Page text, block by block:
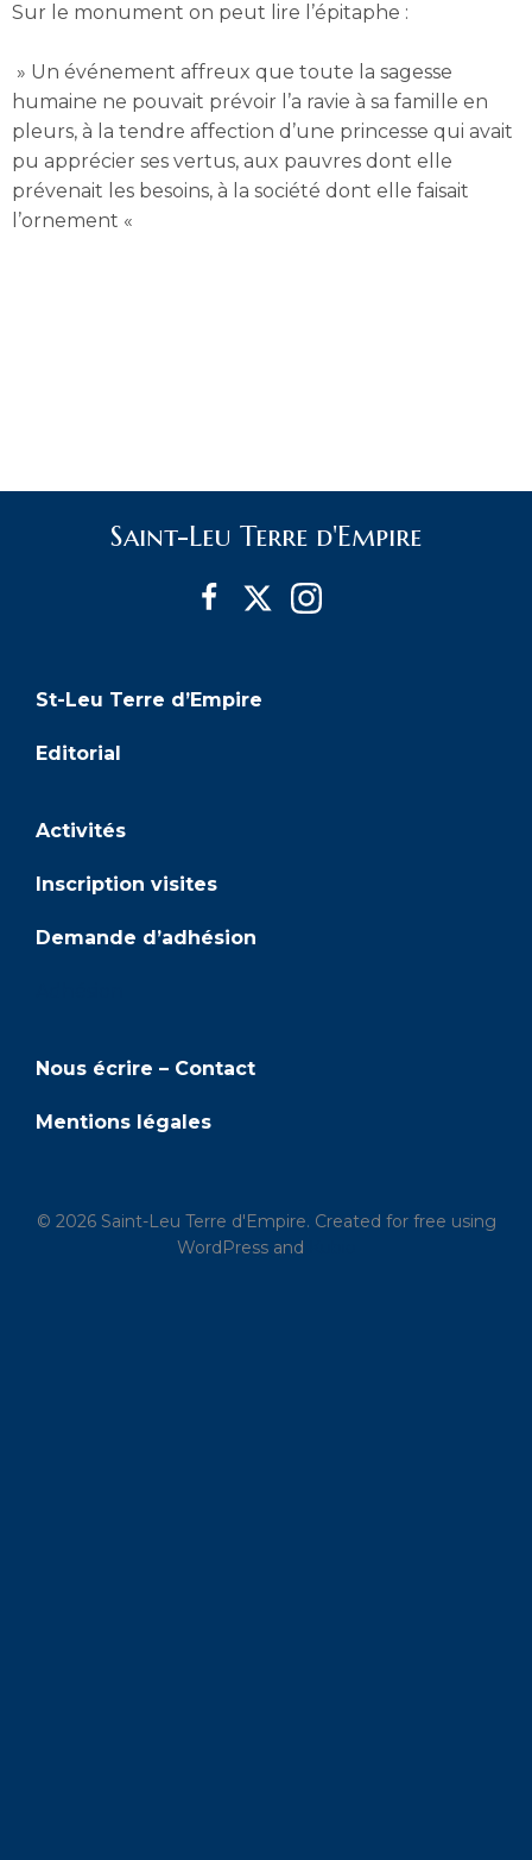
Sur le monument on peut lire l’épitaphe :
» Un événement affreux que toute la sagesse
humaine ne pouvait prévoir l’a ravie à sa famille en
pleurs, à la tendre affection d’une princesse qui avait
pu apprécier ses vertus, aux pauvres dont elle
prévenait les besoins, à la société dont elle faisait
l’ornement «
Saint-Leu Terre d'Empire
St-Leu Terre d’Empire
Editorial
Activités
Inscription visites
Demande d’adhésion
Nous écrire – Contact
Mentions légales
© 2026 Saint-Leu Terre d'Empire. Created for free using
WordPress and